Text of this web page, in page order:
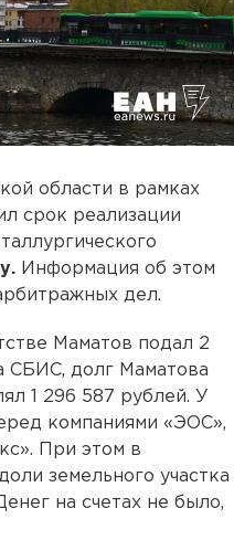
области в рамках
срок реализации
Информация об этом
дел.
Маматов подал 2
СБИС, долг Маматова
1 296 587 рублей. У
компаниями «ЭОС»,
При этом в
земельного участка
на счетах не было,